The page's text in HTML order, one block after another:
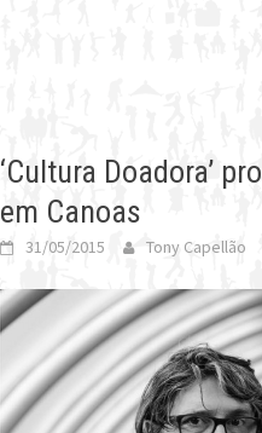
‘Cultura Doadora’
em Canoas
31/05/2015 Tony Capellão